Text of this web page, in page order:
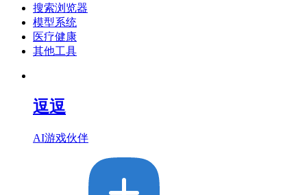
搜索浏览器
模型系统
医疗健康
其他工具
逗逗
AI游戏伙伴